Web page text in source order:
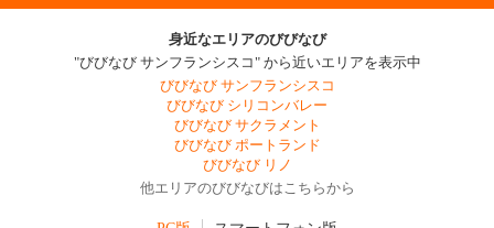
身近なエリアのびびなび
"びびなび サンフランシスコ" から近いエリアを表示中
びびなび サンフランシスコ
びびなび シリコンバレー
びびなび サクラメント
びびなび ポートランド
びびなび リノ
他エリアのびびなびはこちらから